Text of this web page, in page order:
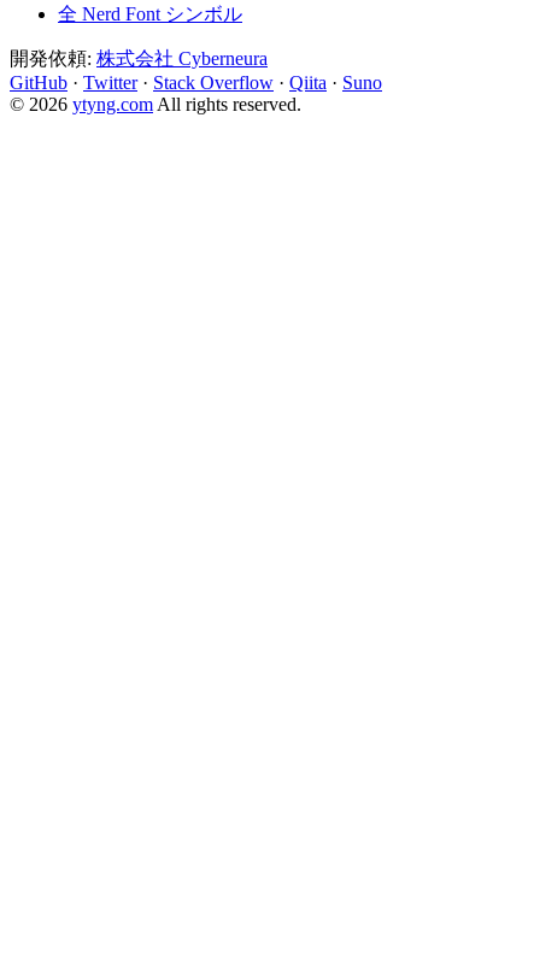
全 Nerd Font シンボル
開発依頼: 株式会社 Cyberneura
GitHub · Twitter · Stack Overflow · Qiita · Suno
© 2026 ytyng.com All rights reserved.